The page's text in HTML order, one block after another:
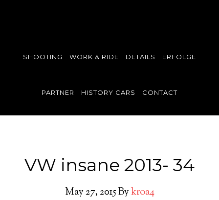
SHOOTING WORK & RIDE DETAILS ERFOLGE
PARTNER HISTORY CARS CONTACT
VW insane 2013- 34
May 27, 2015Bykroa4